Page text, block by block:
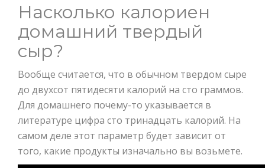
Насколько калориен
домашний твердый
сыр?
Вообще считается, что в обычном твердом сыре
до двухсот пятидесяти калорий на сто граммов.
Для домашнего почему-то указывается в
литературе цифра сто тринадцать калорий. На
самом деле этот параметр будет зависит от
того, какие продукты изначально вы возьмете.